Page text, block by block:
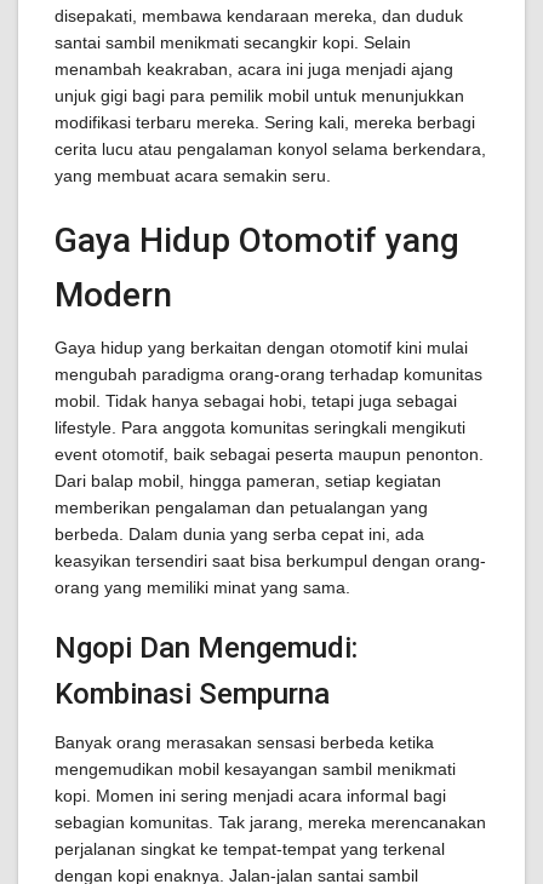
disepakati, membawa kendaraan mereka, dan duduk
santai sambil menikmati secangkir kopi. Selain
menambah keakraban, acara ini juga menjadi ajang
unjuk gigi bagi para pemilik mobil untuk menunjukkan
modifikasi terbaru mereka. Sering kali, mereka berbagi
cerita lucu atau pengalaman konyol selama berkendara,
yang membuat acara semakin seru.
Gaya Hidup Otomotif yang
Modern
Gaya hidup yang berkaitan dengan otomotif kini mulai
mengubah paradigma orang-orang terhadap komunitas
mobil. Tidak hanya sebagai hobi, tetapi juga sebagai
lifestyle. Para anggota komunitas seringkali mengikuti
event otomotif, baik sebagai peserta maupun penonton.
Dari balap mobil, hingga pameran, setiap kegiatan
memberikan pengalaman dan petualangan yang
berbeda. Dalam dunia yang serba cepat ini, ada
keasyikan tersendiri saat bisa berkumpul dengan orang-
orang yang memiliki minat yang sama.
Ngopi Dan Mengemudi:
Kombinasi Sempurna
Banyak orang merasakan sensasi berbeda ketika
mengemudikan mobil kesayangan sambil menikmati
kopi. Momen ini sering menjadi acara informal bagi
sebagian komunitas. Tak jarang, mereka merencanakan
perjalanan singkat ke tempat-tempat yang terkenal
dengan kopi enaknya. Jalan-jalan santai sambil